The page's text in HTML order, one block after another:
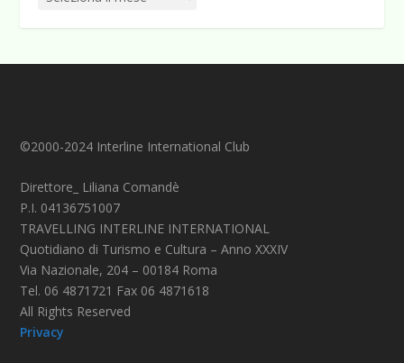
©2000-2024 Interline International Club
Direttore_ Liliana Comandè
P.I. 04136751007
TRAVELLING INTERLINE INTERNATIONAL
Quotidiano di Turismo e Cultura – Anno XXXIV
Via Nazionale, 204 – 00184 Roma
Tel. 06 4871721 Fax 06 4871618
All Rights Reserved
Privacy